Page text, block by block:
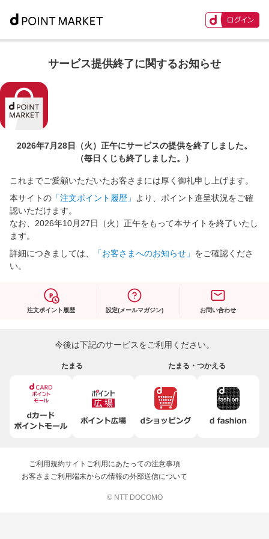
サービス提供終了に関するお知らせ
2026年7月28日（火）正午にサービスの提供を終了しました。
（毎日くじも終了しました。）
これまでご愛顧いただいたお客さまには厚く御礼申し上げます。
本サイトの 「注文ポイント履歴」
より、ポイント進呈状況をご確
認いただけます。
なお、2026年10月27日（火）正午をもって本サイトを終了いたし
ます。
詳細につきましては、
「お客さまへのお知らせ」 をご確認くださ
い。
注文ポイント履歴 設定(メールマガジン) お問い合わせ
今後は下記のサービスをご利用ください。
たまる たまる・つかえる
ご利用規約サイトご利用にあたっての注意事項
お客さまご利用端末からの情報の外部送信について
© NTT DOCOMO